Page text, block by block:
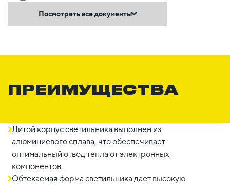
Посмотреть все документы
ПРЕИМУЩЕСТВА
Литой корпус светильника выполнен из
алюминиевого сплава, что обеспечивает
оптимальный отвод тепла от электронных
компонентов.
Обтекаемая форма светильника дает высокую